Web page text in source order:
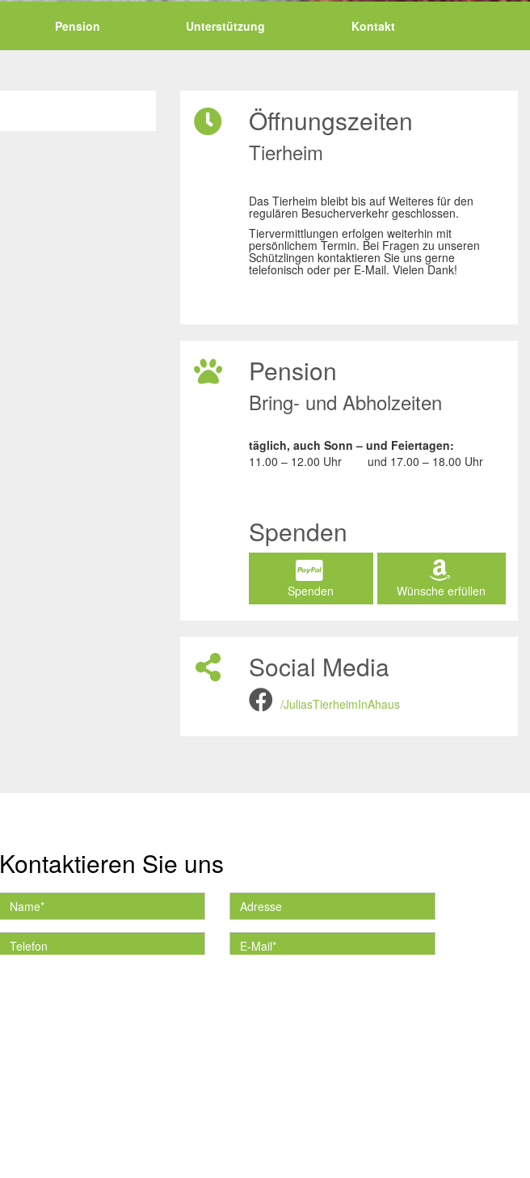
Pension Unterstützung Kontakt
Öffnungszeiten
Tierheim
Das Tierheim bleibt bis auf Weiteres für den
regulären Besucherverkehr geschlossen.
Tiervermittlungen erfolgen weiterhin mit
persönlichem Termin. Bei Fragen zu unseren
Schützlingen kontaktieren Sie uns gerne
telefonisch oder per E-Mail. Vielen Dank!
Pension
Bring- und Abholzeiten
täglich, auch Sonn – und Feiertagen:
11.00 – 12.00 Uhr
und 17.00 – 18.00 Uhr
Spenden
Spenden Wünsche erfüllen
Social Media
/JuliasTierheimInAhaus
Kontaktieren Sie uns